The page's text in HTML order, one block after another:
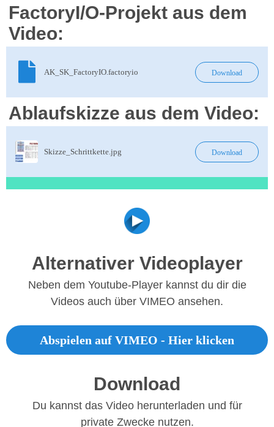
FactoryI/O-Projekt aus dem
Video:
AK_SK_FactoryIO.factoryio Download
Ablaufskizze aus dem Video:
Skizze_Schrittkette.jpg Download
Alternativer Videoplayer
Neben dem Youtube-Player kannst du dir die
Videos auch über VIMEO ansehen.
Abspielen auf VIMEO - Hier klicken
Download
Du kannst das Video herunterladen und für
private Zwecke nutzen.